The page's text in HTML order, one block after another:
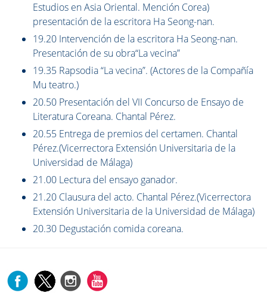
Estudios en Asia Oriental. Mención Corea)
presentación de la escritora Ha Seong-nan.
19.20 Intervención de la escritora Ha Seong-nan.
Presentación de su obra“La vecina”
19.35 Rapsodia “La vecina”. (Actores de la Compañía
Mu teatro.)
20.50 Presentación del VII Concurso de Ensayo de
Literatura Coreana. Chantal Pérez.
20.55 Entrega de premios del certamen. Chantal
Pérez.(Vicerrectora Extensión Universitaria de la
Universidad de Málaga)
21.00 Lectura del ensayo ganador.
21.20 Clausura del acto. Chantal Pérez.(Vicerrectora
Extensión Universitaria de la Universidad de Málaga)
20.30 Degustación comida coreana.